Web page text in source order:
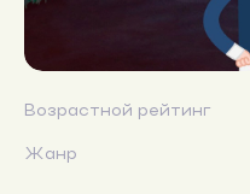
Возрастной рейтинг
Жанр